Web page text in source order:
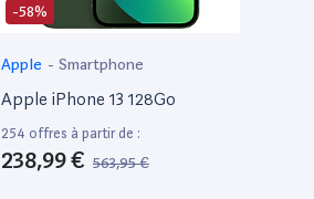
-58%
Apple - Smartphone
Apple iPhone 13 128Go
254 offres à partir de :
238,99 € 563,95 €